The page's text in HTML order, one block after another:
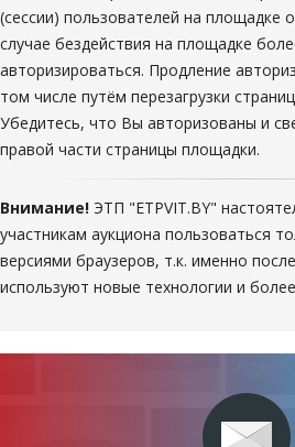
(сессии) пользователей на площадке
случае бездействия на площадке
авторизироваться. Продление
том числе путём перезагрузки
Убедитесь, что Вы авторизованы и
правой части страницы площадки.
Внимание! ЭТП "ETPVIT.BY"
участникам аукциона пользоваться
версиями браузеров, т.к. именно
используют новые технологии и